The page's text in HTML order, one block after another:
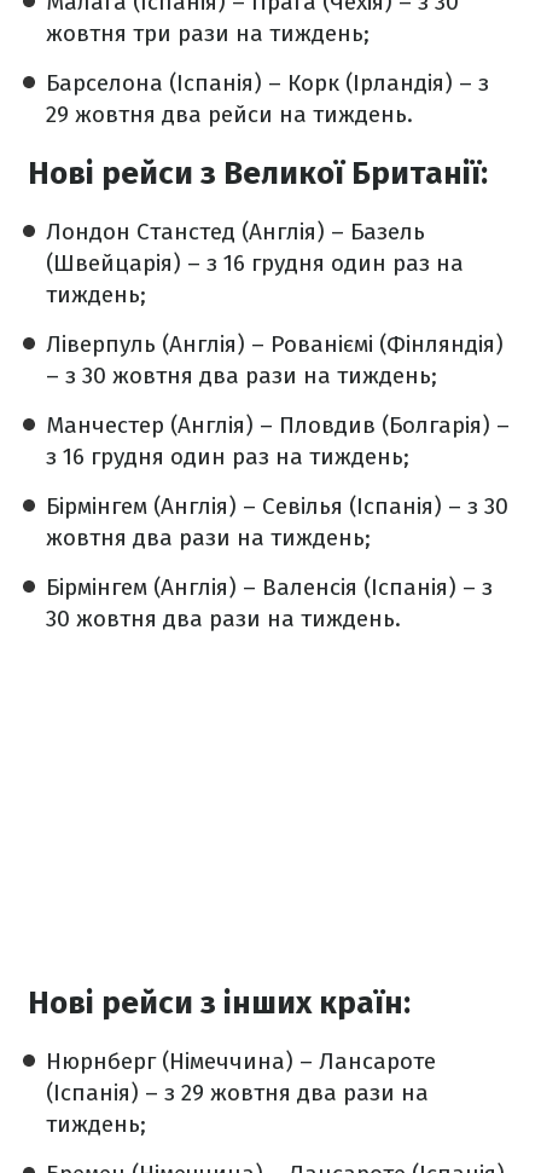
жовтня три рази на тиждень;
Барселона (Іспанія) – Корк (Ірландія) – з
29 жовтня два рейси на тиждень.
Нові рейси з Великої Британії:
Лондон Станстед (Англія) – Базель
(Швейцарія) – з 16 грудня один раз на
тиждень;
Ліверпуль (Англія) – Рованіємі (Фінляндія)
– з 30 жовтня два рази на тиждень;
Манчестер (Англія) – Пловдив (Болгарія) –
з 16 грудня один раз на тиждень;
Бірмінгем (Англія) – Севілья (Іспанія) – з 30
жовтня два рази на тиждень;
Бірмінгем (Англія) – Валенсія (Іспанія) – з
30 жовтня два рази на тиждень.
Нові рейси з інших країн:
Нюрнберг (Німеччина) – Лансароте
(Іспанія) – з 29 жовтня два рази на
тиждень;